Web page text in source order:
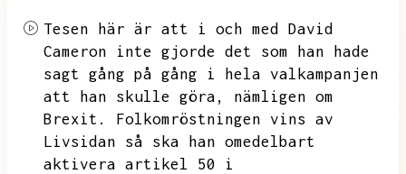
Tesen här är att i och med David
Cameron inte gjorde det som han hade
sagt gång på gång i hela valkampanjen
att han skulle göra,
nämligen om
Brexit.
Folkomröstningen vins av
Livsidan så ska han omedelbart
aktivera artikel 50 i